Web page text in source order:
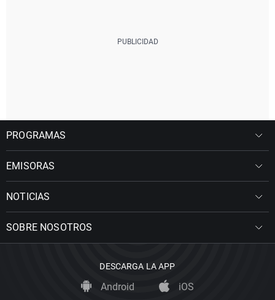
PROGRAMAS
EMISORAS
NOTICIAS
SOBRE NOSOTROS
DESCARGA LA APP
Android iOS